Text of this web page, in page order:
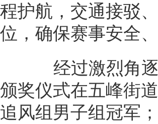
程护航，交通接驳
位，确保赛事安全
经过激烈角逐
颁奖仪式在五峰街
追风组男子组冠军